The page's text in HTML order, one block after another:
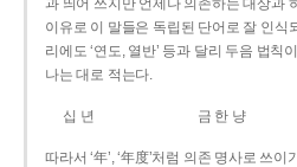
과 띄어 쓰지만 언제나 의존하는 대상과
이유로 이 말들은 독립된 단어로 잘 인식
리에도 ‘연도, 열반’ 등과 달리 두음 법칙
나는 대로 적는다.
십 년 금 한 냥
따라서 ‘年’, ‘年度’처럼 의존 명사로 쓰